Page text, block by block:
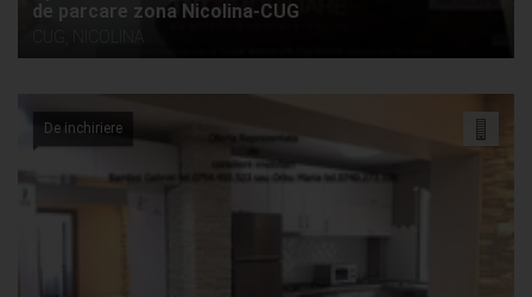
de parcare zona Nicolina-CUG
De inchiriere